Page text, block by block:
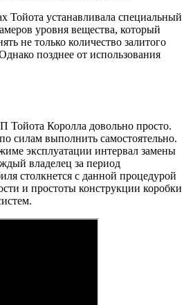
Тойота устанавливала специальный
уровня вещества, который
не только количество залитого
позднее от использования
Королла довольно просто.
силам выполнить самостоятельно.
эксплуатации интервал замены
владелец за период
столкнется с данной процедурой
и простоты конструкции коробки